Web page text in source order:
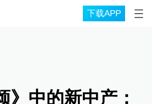
下载APP
》中的新中产：